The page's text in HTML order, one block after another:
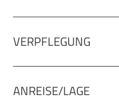
VERPFLEGUNG
ANREISE/LAGE